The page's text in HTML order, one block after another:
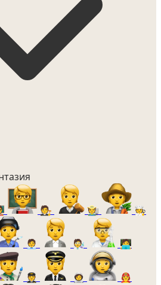
🧑‍⚖️ 🧑‍🌾 🧑‍🍳
🧑‍💼 🧑‍🔬 🧑‍💻
🧑‍✈️ 🧑‍🚀 🧑‍🚒